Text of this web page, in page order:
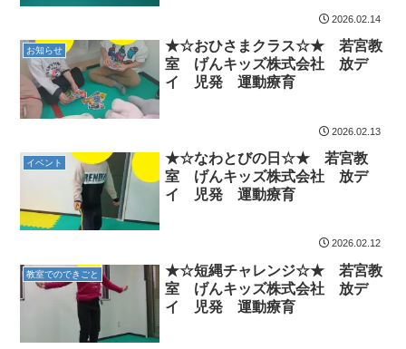
2026.02.14
お知らせ
★☆おひさまクラス☆★ 若宮教
室 げんキッズ株式会社 放デ
イ 児発 運動療育
2026.02.13
イベント
★☆なわとびの日☆★ 若宮教
室 げんキッズ株式会社 放デ
イ 児発 運動療育
2026.02.12
教室でのできごと
★☆短縄チャレンジ☆★ 若宮教
室 げんキッズ株式会社 放デ
イ 児発 運動療育